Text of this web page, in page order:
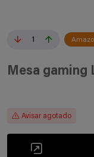
1
Mesa gaming
Avisar agotado